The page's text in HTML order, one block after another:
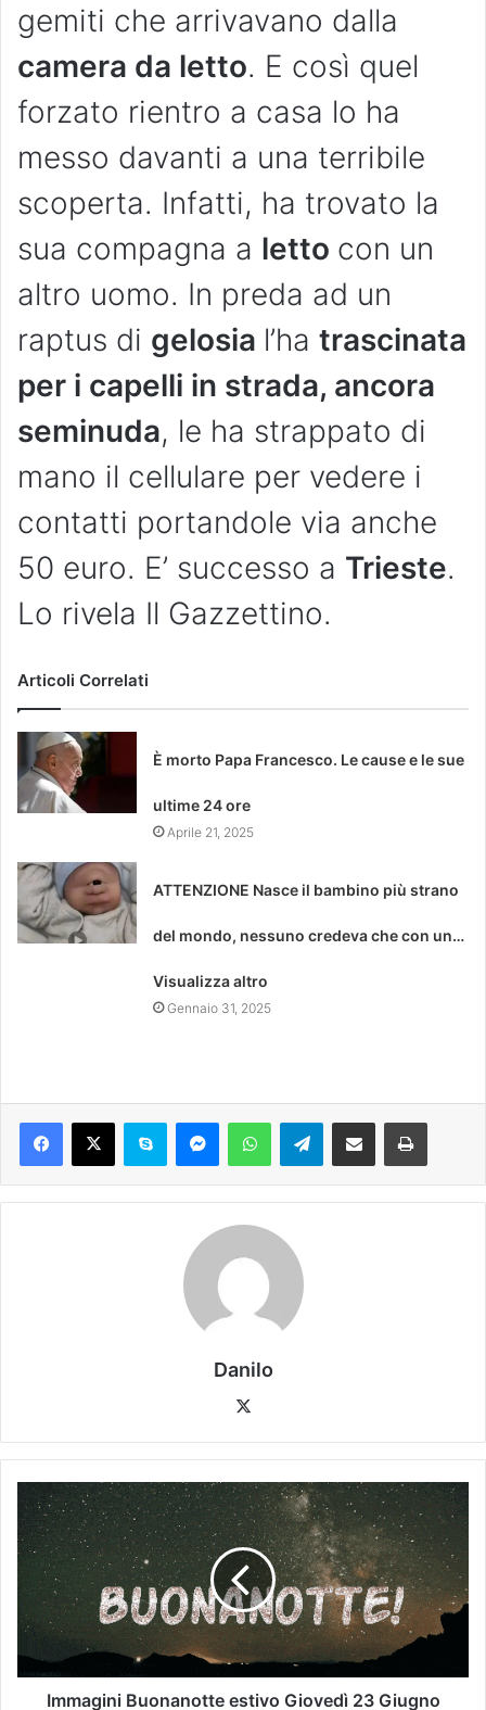
gemiti che arrivavano dalla
camera da letto. E così quel
forzato rientro a casa lo ha
messo davanti a una terribile
scoperta. Infatti, ha trovato la
sua compagna a letto con un
altro uomo. In preda ad un
raptus di gelosia l’ha trascinata
per i capelli in strada, ancora
seminuda, le ha strappato di
mano il cellulare per vedere i
contatti portandole via anche
50 euro. E’ successo a Trieste.
Lo rivela Il Gazzettino.
Articoli Correlati
È morto Papa Francesco. Le cause e le sue
ultime 24 ore
Aprile 21, 2025
ATTENZIONE Nasce il bambino più strano
del mondo, nessuno credeva che con un…
Visualizza altro
Gennaio 31, 2025
Danilo
Immagini Buonanotte estivo Giovedì 23 Giugno